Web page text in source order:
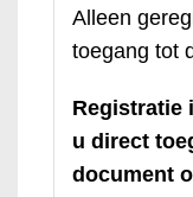
Alleen
toegang tot
Registratie
u direct
document